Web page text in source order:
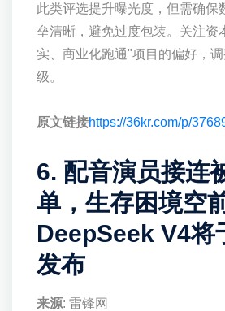
此类评选提升曝光度，但需确保
垒清晰，避免过度包装。关注资
实、商业化跑通"项目的偏好，
级。
原文链接https://36kr.com/p/
6. 配音演员接连
单，生存困境空
DeepSeek V4将
发布
来源: 雷锋网